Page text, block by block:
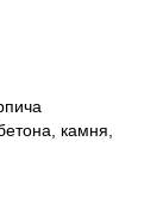
камня,